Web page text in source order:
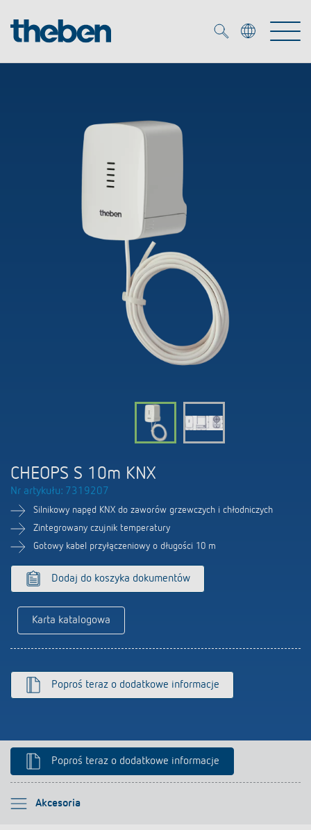
Czujniki obecności i ruchu
Sterowanie czasem i oświetleniem
Katalogi
Osoby kontaktowe
CHEOPS S 10m KNX
Nr artykułu: 7319207
Silnikowy napęd KNX do zaworów grzewczych i chłodniczych
Zintegrowany czujnik temperatury
Gotowy kabel przyłączeniowy o długości 10 m
Dodaj do koszyka dokumentów
Karta katalogowa
Poproś teraz o dodatkowe informacje
Poproś teraz o dodatkowe informacje
Akcesoria
Proszę wybrać